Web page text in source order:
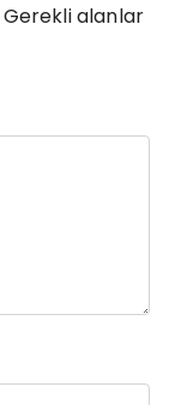
Gerekli alanlar